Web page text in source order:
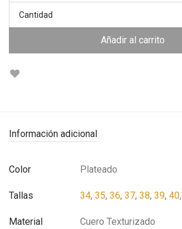
Cantidad
Añadir al carrito
Información adicional
Color Plateado
Tallas 34, 35, 36, 37, 38, 39, 40,
Material Cuero Texturizado